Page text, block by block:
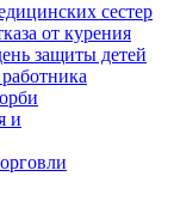
сестер
от курения
защиты детей
и